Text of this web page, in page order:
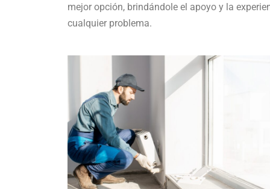
mejor opción, brindándole el apoyo y la
cualquier problema.